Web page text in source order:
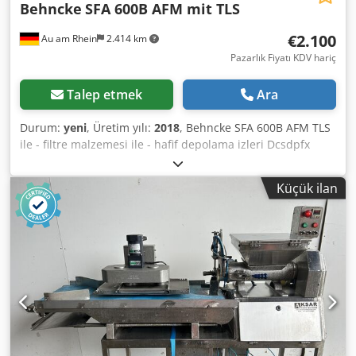
Au am Rhein 2.414 km
Behncke SFA 600B AFM mit TLS
€2.100
Pazarlık Fiyatı KDV hariç
Talep etmek Ara
Durum: yeni, Üretim yılı: 2018, Behncke SFA 600B AFM TLS
ile - filtre malzemesi ile - hafif depolama izleri Dcsdpfx
Aiew U Su Iodek - ek ücret karşılığında gönderim mümkün
Küçük ilan